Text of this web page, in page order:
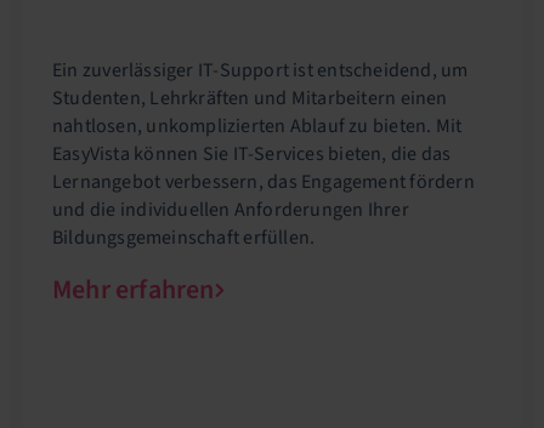
Ein zuverlässiger IT-Support ist entscheidend, um
Studenten, Lehrkräften und Mitarbeitern einen
nahtlosen, unkomplizierten Ablauf zu bieten. Mit
EasyVista können Sie IT-Services bieten, die das
Lernangebot verbessern, das Engagement fördern
und die individuellen Anforderungen Ihrer
Bildungsgemeinschaft erfüllen.
Mehr erfahren